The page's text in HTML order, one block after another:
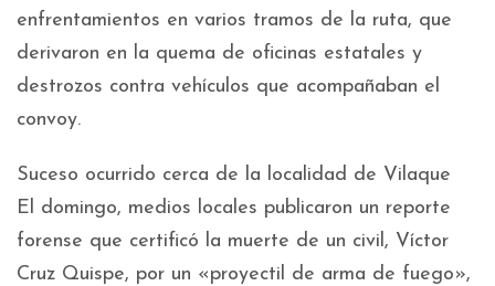
enfrentamientos en varios tramos de la ruta, que
derivaron en la quema de oficinas estatales y
destrozos contra vehículos que acompañaban el
convoy.
Suceso ocurrido cerca de la localidad de Vilaque
El domingo, medios locales publicaron un reporte
forense que certificó la muerte de un civil, Víctor
Cruz Quispe, por un «proyectil de arma de fuego»,